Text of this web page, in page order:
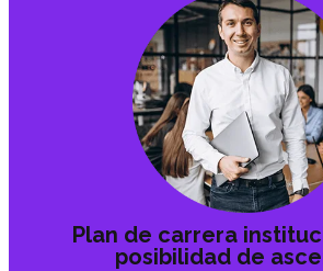
Plan de carrera
posibilidad de